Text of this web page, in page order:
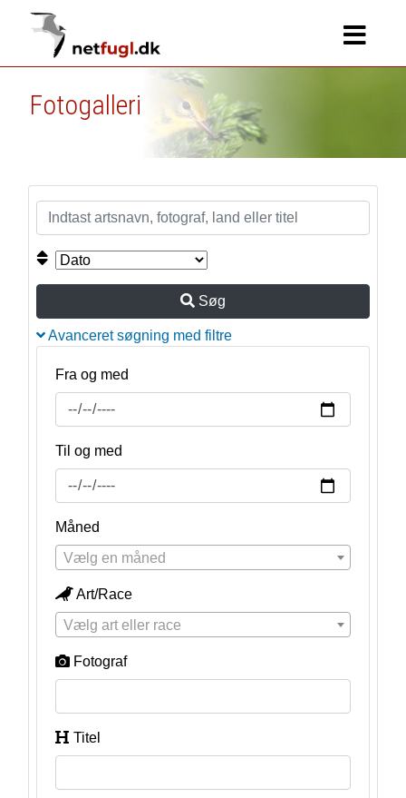
Fotogalleri
Søg
Avanceret søgning med filtre
Fra og med
Til og med
Måned
Vælg en måned
Art/Race
Vælg art eller race
Fotograf
Titel